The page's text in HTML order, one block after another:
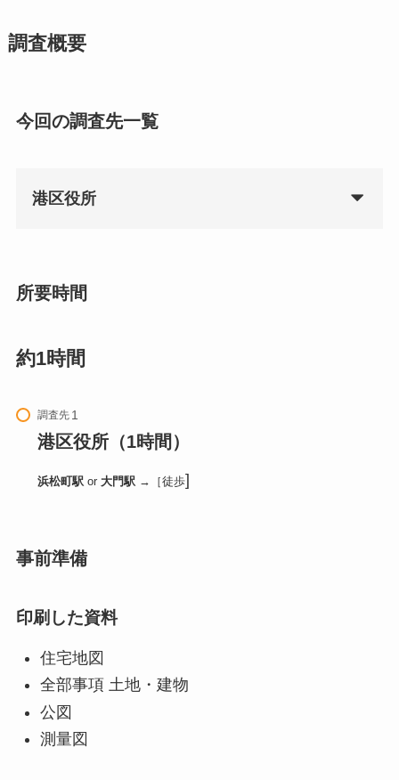
調査概要
今回の調査先一覧
港区役所
所要時間
約1時間
調査先
港区役所（1時間）
浜松町駅or 大門駅→［徒歩]
事前準備
印刷した資料
住宅地図
全部事項 土地・建物
公図
測量図